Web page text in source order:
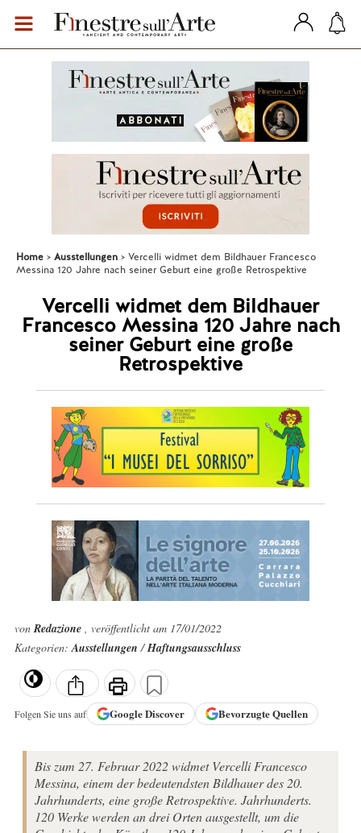
Home Ausstellungen
Vercelli widmet dem Bildhauer Francesco
Messina 120 Jahre nach seiner Geburt eine große Retrospektive
Vercelli widmet dem Bildhauer
Francesco Messina 120 Jahre nach
seiner Geburt eine große
Retrospektive
vonRedazione , veröffentlicht am 17/01/2022
Kategorien:Ausstellungen/Haftungsausschluss
Folgen Sie uns auf GoogleDiscover Bevorzugte Quellen
Bis zum 27. Februar 2022 widmet Vercelli Francesco
Messina, einem der bedeutendsten Bildhauer des 20.
Jahrhunderts, eine große Retrospektive. Jahrhunderts.
120 Werke werden an drei Orten ausgestellt, um die